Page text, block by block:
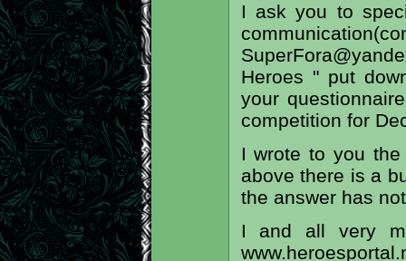
I ask you to
Heroes " put
your
competition for
I wrote to you the
above there is a
the answer has
I and all very